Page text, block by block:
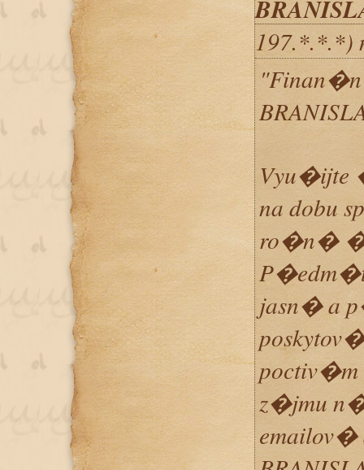
197.*.*.*)
Vyu�ijte
na dobu
ro�n�
jasn� a
z�jmu
emailov�